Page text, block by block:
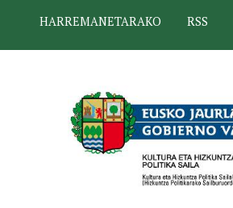
HARREMANETARAKO
RSS